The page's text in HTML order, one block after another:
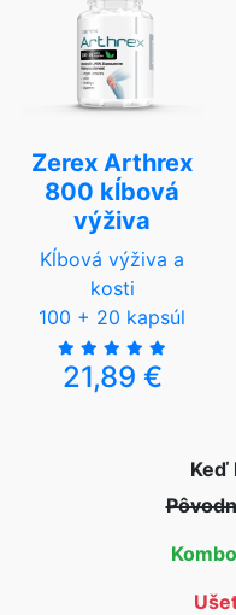
Zerex Arthrex
800 kĺbová
výživa
Kĺbová výživa a
kosti
100 + 20 kapsúl
21,89 €
Keď